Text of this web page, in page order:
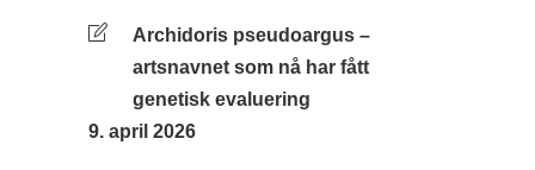
Archidoris pseudoargus –
artsnavnet som nå har fått
genetisk evaluering
9. april 2026